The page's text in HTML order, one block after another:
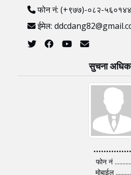
फोन नं: (+९७७)-०८२-५६०१४४
ईमेल:
सुचना
फोन नं ...........
मोबाईल